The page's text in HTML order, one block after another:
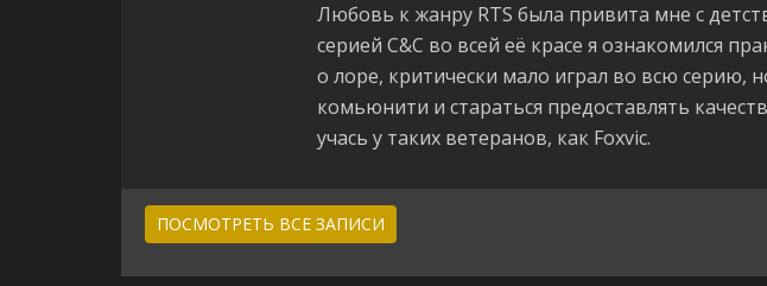
Любовь к жанру RTS была привита мне с
серией C&C во всей её красе я ознакомился
о лоре, критически мало играл во всю серию,
комьюнити и стараться предоставлять
учась у таких ветеранов, как Foxvic.
ПОСМОТРЕТЬ ВСЕ ЗАПИСИ